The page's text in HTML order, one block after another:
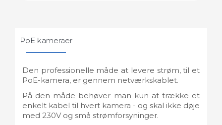
PoE kameraer
Den professionelle måde at levere strøm, til et
PoE-kamera, er gennem netværkskablet.
På den måde behøver man kun at trække et
enkelt kabel til hvert kamera - og skal ikke døje
med 230V og små strømforsyninger.